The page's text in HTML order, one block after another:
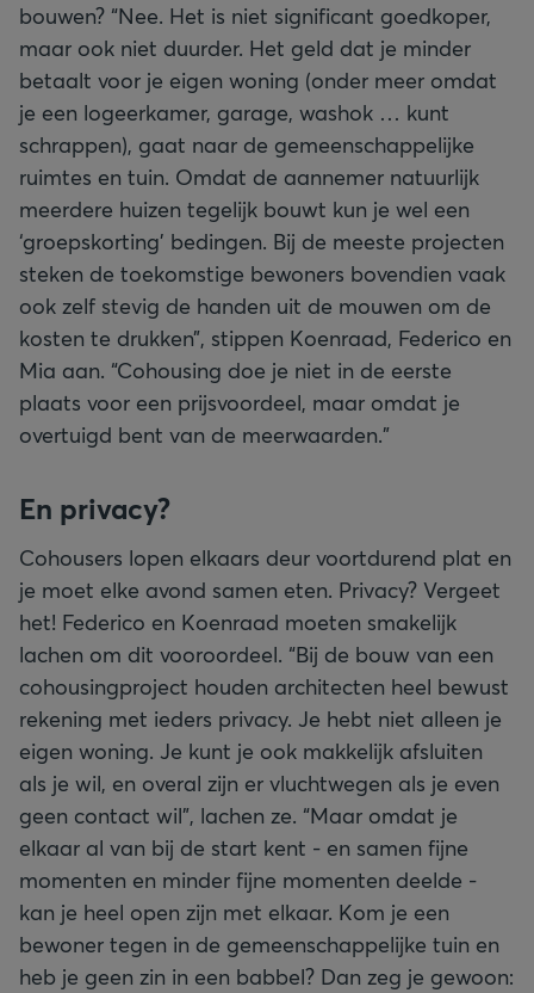
bouwen? “Nee. Het is niet significant goedkoper,
maar ook niet duurder. Het geld dat je minder
betaalt voor je eigen woning (onder meer omdat
je een logeerkamer, garage, washok … kunt
schrappen), gaat naar de gemeenschappelijke
ruimtes en tuin. Omdat de aannemer natuurlijk
meerdere huizen tegelijk bouwt kun je wel een
‘groepskorting’ bedingen. Bij de meeste projecten
steken de toekomstige bewoners bovendien vaak
ook zelf stevig de handen uit de mouwen om de
kosten te drukken”, stippen Koenraad, Federico en
Mia aan. “Cohousing doe je niet in de eerste
plaats voor een prijsvoordeel, maar omdat je
overtuigd bent van de meerwaarden.”
En privacy?
Cohousers lopen elkaars deur voortdurend plat en
je moet elke avond samen eten. Privacy? Vergeet
het! Federico en Koenraad moeten smakelijk
lachen om dit vooroordeel. “Bij de bouw van een
cohousingproject houden architecten heel bewust
rekening met ieders privacy. Je hebt niet alleen je
eigen woning. Je kunt je ook makkelijk afsluiten
als je wil, en overal zijn er vluchtwegen als je even
geen contact wil”, lachen ze. “Maar omdat je
elkaar al van bij de start kent - en samen fijne
momenten en minder fijne momenten deelde -
kan je heel open zijn met elkaar. Kom je een
bewoner tegen in de gemeenschappelijke tuin en
heb je geen zin in een babbel? Dan zeg je gewoon: